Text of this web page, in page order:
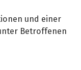
und einer
Betroffenen